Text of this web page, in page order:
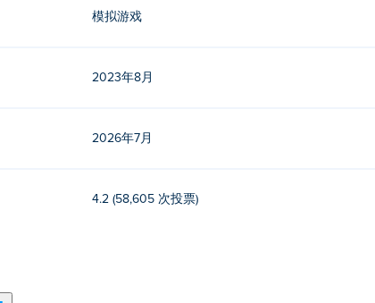
《乡村建造者》吗？
模拟游戏
2023年8月
2026年7月
4.2 (58,605 次投票)